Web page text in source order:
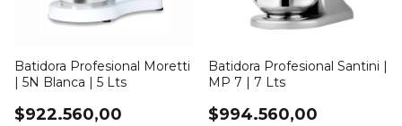
Batidora Profesional Moretti
| 5N Blanca | 5 Lts
$922.560,00
Batidora Profesional Santini |
MP 7 | 7 Lts
$994.560,00